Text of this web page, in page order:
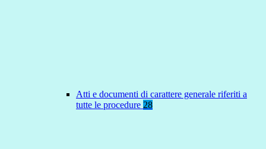
Atti e documenti di carattere generale riferiti a
tutte le procedure 28